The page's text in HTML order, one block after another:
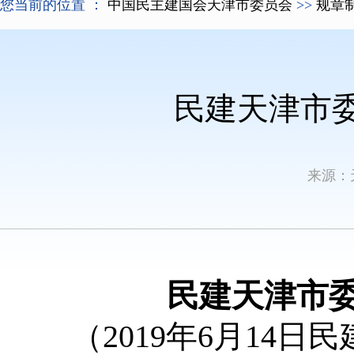
您当前的位置 ： 中国民主建国会天津市委员会 >> 规章
民建天津市
来源
民建天津市
（2019年6月14日